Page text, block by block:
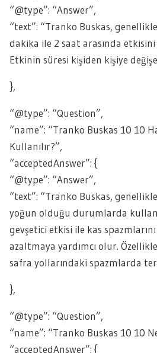
“@type”: “Answer”,
“text”: “Tranko Buskas,
dakika ile 2 saat arasında
Etkinin süresi kişiden kişiye
},
“@type”: “Question”,
“name”: “Tranko Buskas 10 10
Kullanılır?”,
“acceptedAnswer”: {
“@type”: “Answer”,
“text”: “Tranko Buskas, genellikle
yoğun olduğu durumlarda
gevşetici etkisi ile kas
azaltmaya yardımcı olur.
safra yollarındaki spazmlarda
},
“@type”: “Question”,
“name”: “Tranko Buskas 10 10
“acceptedAnswer”: {